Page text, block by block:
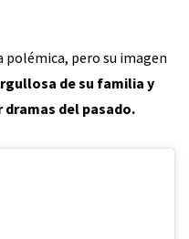
polémica, pero su imagen
de su familia y
dramas del pasado.